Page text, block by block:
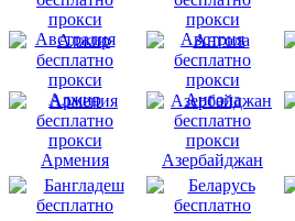
Австралия Австрия
Алжир Ангола
Армения Азербайджан